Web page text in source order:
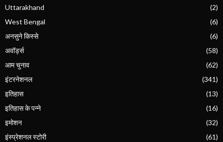
Uttarakhand
(2)
West Bengal
(6)
अनसुने किस्से
(6)
अवॉर्ड्स
(58)
आम चुनाव
(62)
इंटरनेशनल
(341)
इतिहास
(13)
इतिहास के पन्ने
(16)
इमोशन
(32)
इंस्प्रेशनल स्टोरी
(61)